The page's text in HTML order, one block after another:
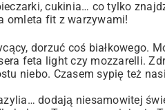
cukinia… co tylko
omleta fit z warzywami!
dorzuć coś białkowego.
feta light czy mozzarelli.
niebo. Czasem sypię też
dodają niesamowitej